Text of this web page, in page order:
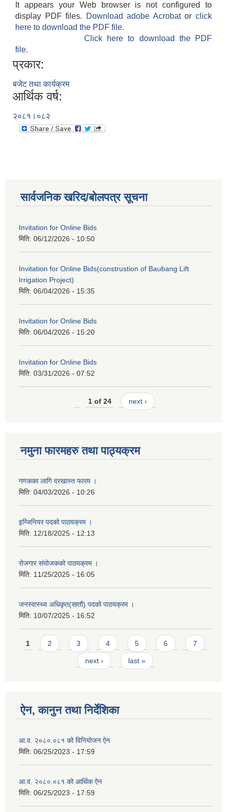
It appears your Web browser is not configured to
display PDF files.
Download adobe Acrobatorclick
here to download the PDF file.
Click here to download the PDF
file.
प्रकार:
बजेट तथा कार्यक्रम
आर्थिक वर्ष:
२०८१।०८२
सार्वजनिक खरिद/बोलपत्र सूचना
Invitation for Online Bids
मिति: 06/12/2026 - 10:50
Invitation for Online Bids(construstion of Baubang Lift
Irrigation Project)
मिति: 06/04/2026 - 15:35
Invitation for Online Bids
मिति: 06/04/2026 - 15:20
Invitation for Online Bids
मिति: 03/31/2026 - 07:52
1 of 24 next ›
नमुना फारमहरु तथा पाठ्यक्रम
गणकका लागि दरखास्त फारम ।
मिति: 04/03/2026 - 10:26
इन्जिनियर पदको पाठयक्रम ।
मिति: 12/18/2025 - 12:13
रोजगार संयोजकको पाठयक्रम ।
मिति: 11/25/2025 - 16:05
जनस्वास्थ्य अधिकृत(सातौ) पदको पाठयक्रम ।
मिति: 10/07/2025 - 16:52
Pages
1 2 3 4 5 6 7
next › last »
ऐन, कानुन तथा निर्देशिका
आ.व. २०८०.०८१ को विनियोजन ऐन
मिति: 06/25/2023 - 17:59
आ.व. २०८०.०८१ को आर्थिक ऐन
मिति: 06/25/2023 - 17:59